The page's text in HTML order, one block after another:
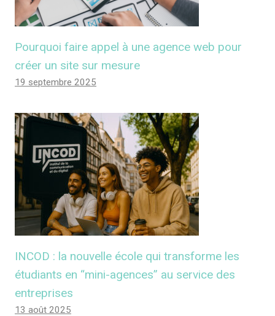
Pourquoi faire appel à une agence web pour
créer un site sur mesure
19 septembre 2025
INCOD : la nouvelle école qui transforme les
étudiants en “mini-agences” au service des
entreprises
13 août 2025